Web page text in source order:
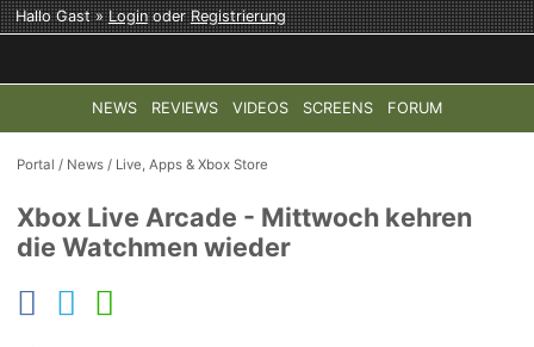
Hallo Gast »LoginoderRegistrierung
NEWS REVIEWS VIDEOS SCREENS FORUM
TOP-THEMEN: COD: MODERN WARFARE 4 HALO:
Portal / News / Live, Apps & Xbox Store
Xbox Live Arcade - Mittwoch kehren
die Watchmen wieder